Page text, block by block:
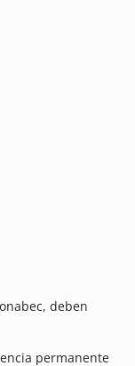
deben
permanente